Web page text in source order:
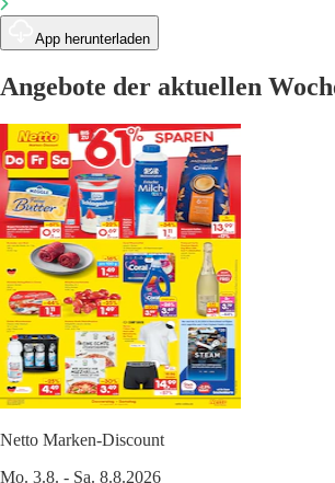
App herunterladen
Angebote der aktuellen
Netto Marken-Discount
Mo. 3.8. - Sa. 8.8.2026